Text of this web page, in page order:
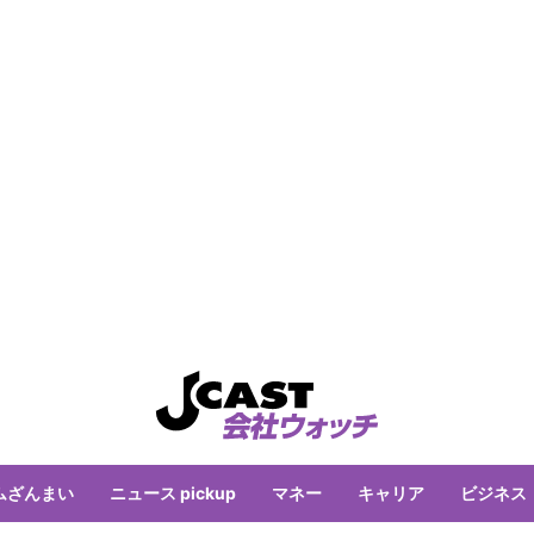
ざんまい ニュース pickup マネー キャリア ビジネス